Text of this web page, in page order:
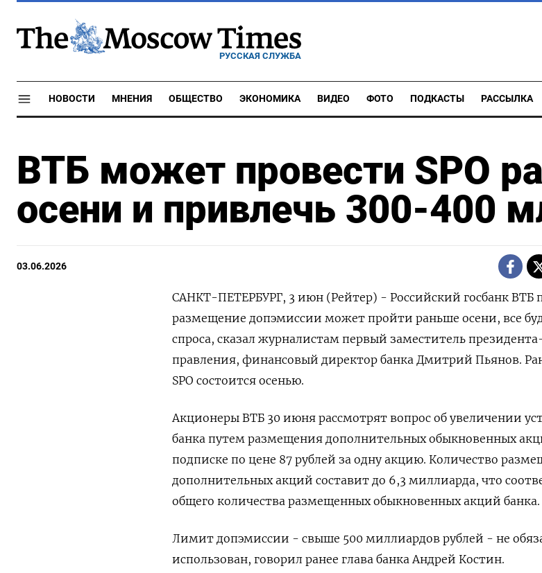
РУССКАЯ СЛУЖБА
НОВОСТИ МНЕНИЯ ОБЩЕСТВО ЭКОНОМИКА ВИДЕО ФОТО ПОДКАСТЫ РАССЫЛКА
ВТБ может провести SPO
осени и привлечь 300-400
03.06.2026
САНКТ-ПЕТЕРБУРГ, 3 июн (Рейтер) - Российский госбанк ВТБ
размещение допэмиссии может ‌пройти раньше осени, все
спроса, сказал журналистам первый заместитель
правления, ​финансовый директор ​банка Дмитрий Пьянов.
SPO состоится ‌осенью.
Акционеры ВТБ 30 июня рассмотрят вопрос ​об увеличении
‌банка путем размещения дополнительных обыкновенных
подписке по ‌цене 87 рублей за одну акцию. Количество
дополнительных акций ​составит до ​6,3 ‌миллиарда, что
общего количества размещенных обыкновенных акций банка.
Лимит допэмиссии - свыше 500 миллиардов рублей - не
использован, говорил ранее глава банка Андрей Костин.